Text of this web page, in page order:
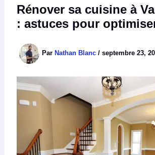
Rénover sa cuisine à
: astuces pour
Par Nathan Blanc / septembre 23,